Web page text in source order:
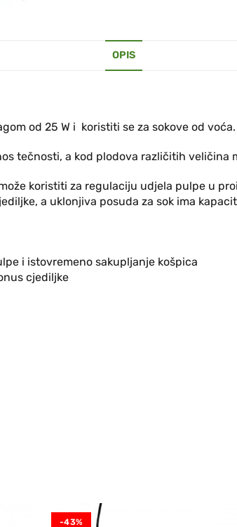
OPIS
od 25 W i koristiti se za sokove od voća.
tečnosti, a kod plodova različitih veličina
koristiti za regulaciju udjela pulpe u
a uklonjiva posuda za sok ima
i istovremeno sakupljanje košpica
cjediljke
-43%